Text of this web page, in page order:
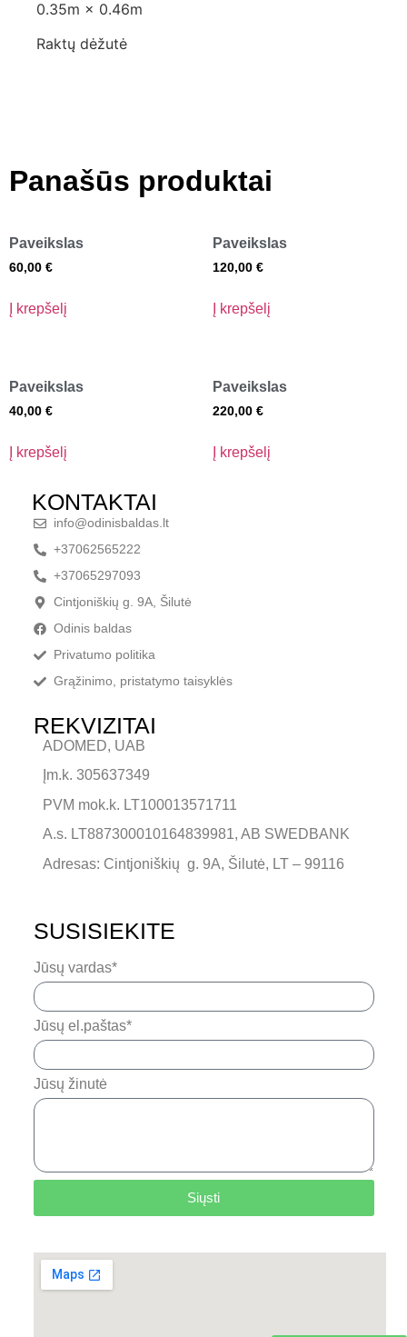
0.35m × 0.46m
Raktų dėžutė
Panašūs produktai
Paveikslas
60,00 €
Į krepšelį
Paveikslas
120,00 €
Į krepšelį
Paveikslas
40,00 €
Į krepšelį
Paveikslas
220,00 €
Į krepšelį
KONTAKTAI
info@odinisbaldas.lt
+37062565222
+37065297093
Cintjoniškių g. 9A, Šilutė
Odinis baldas
Privatumo politika
Grąžinimo, pristatymo taisyklės
REKVIZITAI
ADOMED, UAB
Įm.k. 305637349
PVM mok.k. LT100013571711
A.s. LT887300010164839981, AB SWEDBANK
Adresas: Cintjoniškių g. 9A, Šilutė, LT – 99116
SUSISIEKITE
Jūsų vardas*
Jūsų el.paštas*
Jūsų žinutė
Siųsti